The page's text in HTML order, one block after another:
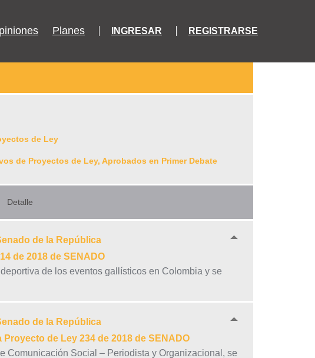
Planes INGRESAR REGISTRARSE
de Ley
de Proyectos de Ley, Aprobados en Primer Debate
Detalle
de la República
de 2018 de SENADO
de los eventos gallísticos en Colombia y se
de la República
de Ley 234 de 2018 de SENADO
Comunicación Social – Periodista y Organizacional, se